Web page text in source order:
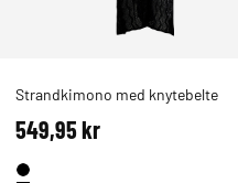
Strandkimono med knytebelte
549,95 kr